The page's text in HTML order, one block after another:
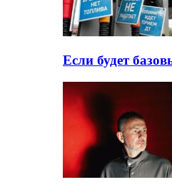
Если будет